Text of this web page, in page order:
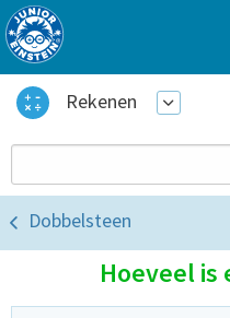
Rekenen
Dobbelsteen
Hoeveel is